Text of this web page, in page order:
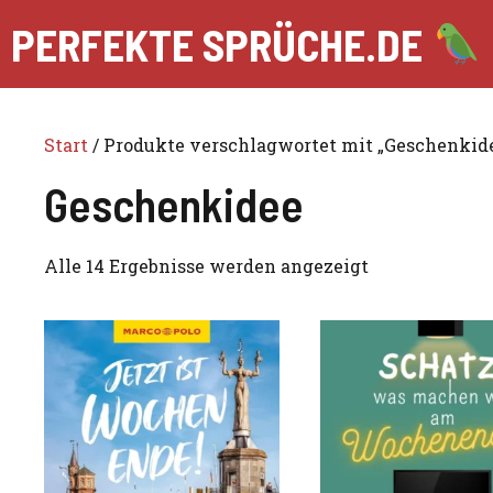
Inhalt
springen
PERFEKTE SPRÜCHE.DE
Start / Produkte verschlagwortet mit
Geschenkidee
Alle 14 Ergebnisse werden angezeigt